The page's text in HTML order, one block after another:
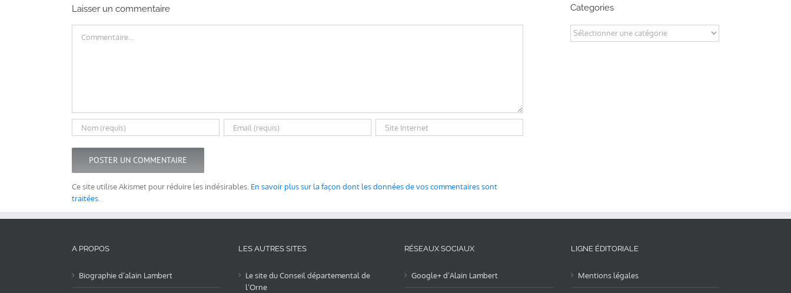
Laisser un commentaire
Ce site utilise Akismet pour réduire les indésirables. En savoir plus sur la façon dont les données de vos commentaires sont
traitées
Categories
Categories
A PROPOS
Biographie d’alain Lambert
LES AUTRES SITES
Le site du Conseil départemental de
l’Orne
RÉSEAUX SOCIAUX
Google+ d’Alain Lambert
LIGNE ÉDITORIALE
Mentions légales